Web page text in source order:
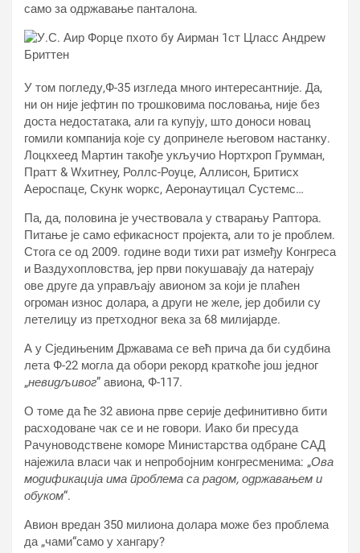
само за одржавање панталона.
У том погледу,Ф-35 изгледа много интересантније. Да,
ни он није јефтин по трошковима пословања, није без
доста недостатака, али га купују, што доноси новац
гомили компанија које су допринеле његовом настанку.
Лоцкхеед Мартин такође укључио Нортхроп Грумман,
Пратт & Wхитнеy, Роллс-Роyце, Аллисон, Бритисх
Аероспаце, Скунк wоркс, Аеронаутицал Сyстемс…
Па, да, половина је учествовала у стварању Раптора.
Питање је само ефикасност пројекта, али то је проблем.
Стога се од 2009. године води тихи рат између Конгреса
и Ваздухопловства, јер први покушавају да натерају
ове друге да управљају авионом за који је плаћен
огроман износ долара, а други не желе, јер добили су
летелицу из претходног века за 68 милијарде.
А у Сједињеним Државама се већ прича да би судбина
лета Ф-22 могла да обори рекорд краткоће још једног
„невидљивог” авиона, Ф-117.
О томе да ће 32 авиона прве серије дефинитивно бити
расходоване чак се и не говори. Иако би пресуда
Рачуноводствене коморе Министарства одбране САД
најежила власи чак и непробојним конгресменима: „Ова
модификација има проблема са радом, одржавањем и
обуком“.
Авион вредан 350 милиона долара може без проблема
да „чами“само у хангару?